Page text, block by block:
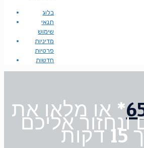
בלוג
תנאי
שימוש
מדיניות
פרטיות
חדשות
* או מלאו את
אליכם